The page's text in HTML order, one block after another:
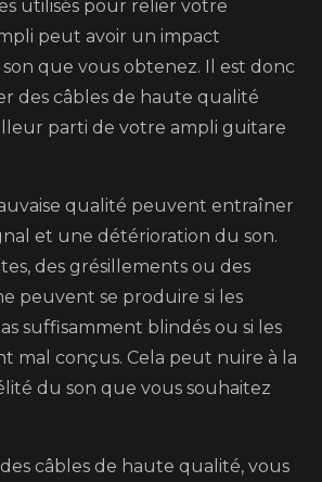
utilisés pour relier votre
peut avoir un impact
que vous obtenez. Il est donc
des câbles de haute qualité
parti de votre ampli guitare
qualité peuvent entraîner
et une détérioration du son.
des grésillements ou des
peuvent se produire si les
suffisamment blindés ou si les
mal conçus. Cela peut nuire à la
du son que vous souhaitez
câbles de haute qualité, vous